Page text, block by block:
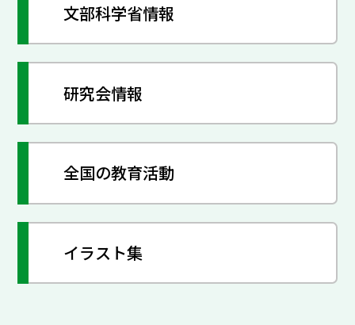
文部科学省情報
研究会情報
全国の教育活動
イラスト集